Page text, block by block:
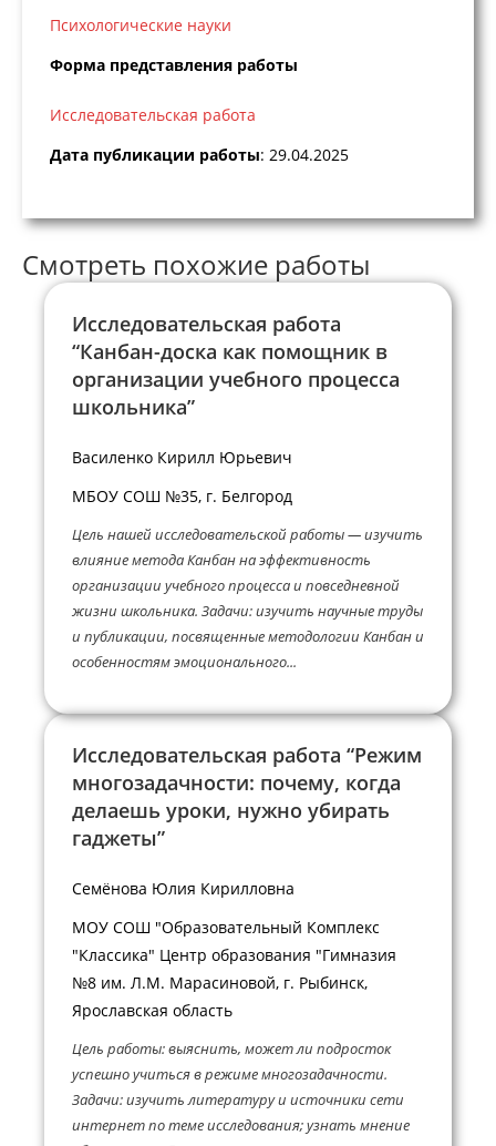
Психологические науки
Форма представления работы
Исследовательская работа
Дата публикации работы: 29.04.2025
Смотреть похожие работы
Исследовательская работа
“Канбан-доска как помощник в
организации учебного процесса
школьника”
Василенко Кирилл Юрьевич
МБОУ СОШ №35, г. Белгород
Цель нашей исследовательской работы — изучить
влияние метода Канбан на эффективность
организации учебного процесса и повседневной
жизни школьника. Задачи: изучить научные труды
и публикации, посвященные методологии Канбан и
особенностям эмоционального...
Исследовательская работа “Режим
многозадачности: почему, когда
делаешь уроки, нужно убирать
гаджеты”
Семёнова Юлия Кирилловна
МОУ СОШ "Образовательный Комплекс
"Классика" Центр образования "Гимназия
№8 им. Л.М. Марасиновой, г. Рыбинск,
Ярославская область
Цель работы: выяснить, может ли подросток
успешно учиться в режиме многозадачности.
Задачи: изучить литературу и источники сети
интернет по теме исследования; узнать мнение